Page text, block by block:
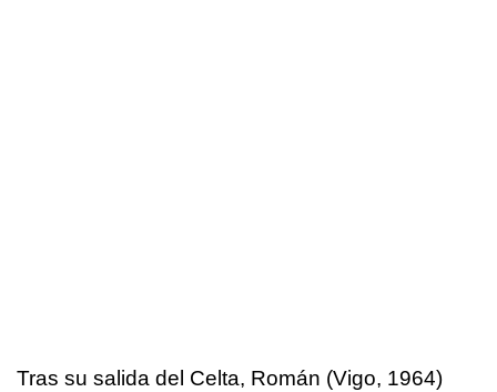
Tras su salida del Celta, Román (Vigo, 1964)